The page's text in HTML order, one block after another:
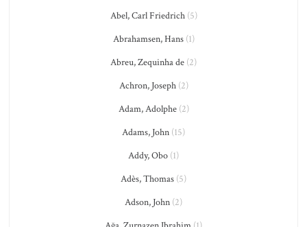
Abel, Carl Friedrich(5)
Abrahamsen, Hans(1)
Abreu, Zequinha de (2)
Achron, Joseph(2)
Adam, Adolphe(2)
Adams, John (15)
Addy, Obo (1)
Adès, Thomas (5)
Adson, John (2)